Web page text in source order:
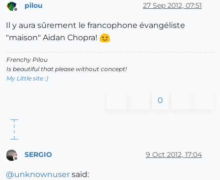
Offline
pilou 27 Sep 2012, 07:51
Il y aura sûrement le francophone évangéliste
"maison" Aidan Chopra!
Frenchy Pilou
Is beautiful that please without concept!
My Little site :)
0
SERGIO 9 Oct 2012, 17:04
@unknownuser said: